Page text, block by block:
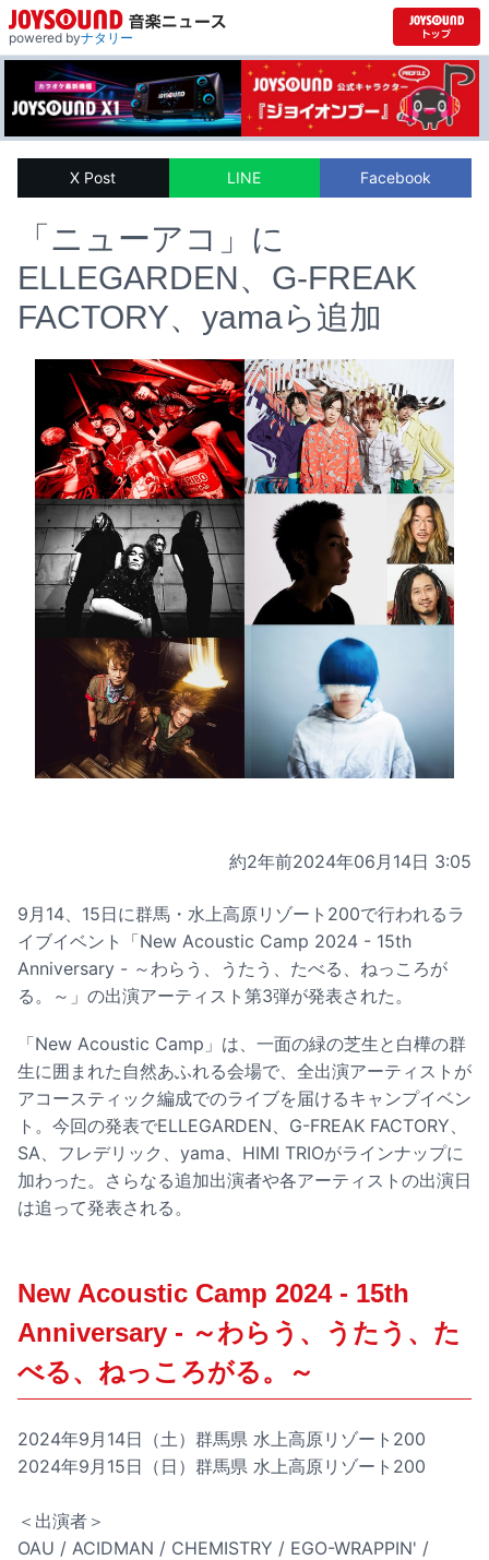
powered byナタリー
X Post LINE Facebook
「ニューアコ」に
ELLEGARDEN、G-FREAK
FACTORY、yamaら追加
約2年前2024年06月14日 3:05
9月14、15日に群馬・水上高原リゾート200で行われるラ
イブイベント「New Acoustic Camp 2024 - 15th
Anniversary - ～わらう、うたう、たべる、ねっころが
る。～」の出演アーティスト第3弾が発表された。
「New Acoustic Camp」は、一面の緑の芝生と白樺の群
生に囲まれた自然あふれる会場で、全出演アーティストが
アコースティック編成でのライブを届けるキャンプイベン
ト。今回の発表でELLEGARDEN、G-FREAK FACTORY、
SA、フレデリック、yama、HIMI TRIOがラインナップに
加わった。さらなる追加出演者や各アーティストの出演日
は追って発表される。
New Acoustic Camp 2024 - 15th
Anniversary - ～わらう、うたう、た
べる、ねっころがる。～
2024年9月14日（土）群馬県 水上高原リゾート200
2024年9月15日（日）群馬県 水上高原リゾート200
＜出演者＞
OAU / ACIDMAN / CHEMISTRY / EGO-WRAPPIN' /